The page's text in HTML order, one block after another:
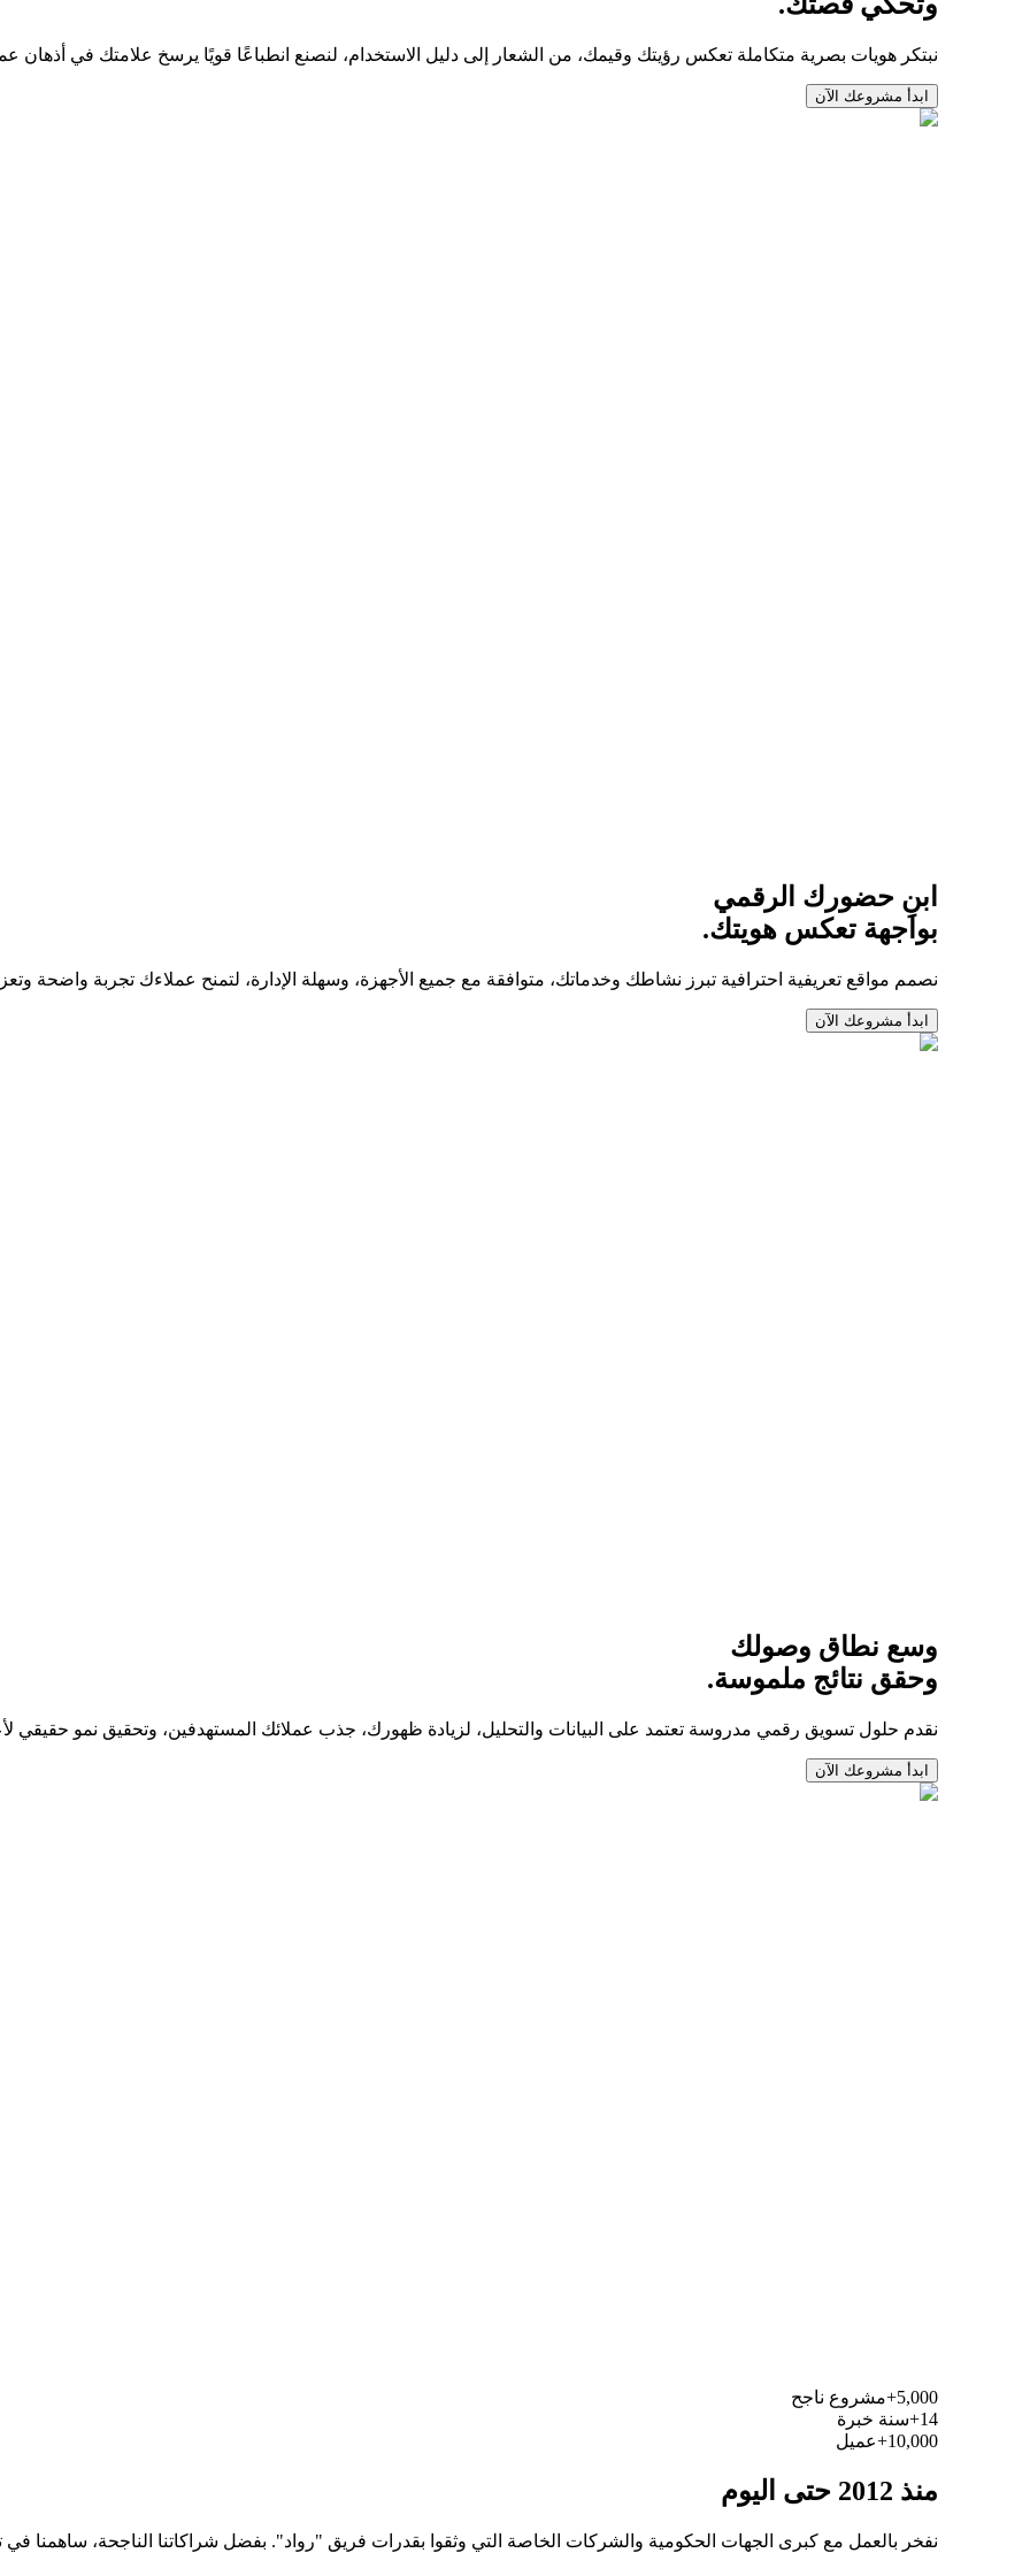
نبتكر هويات بصرية متكاملة تعكس رؤيتك وقيمك، من الشعار إلى دليل الاستخدام، لنصنع انطباعًا قويًا يرسخ علامتك في أذهان
ابدأ مشروعك الآن
ابنِ حضورك الرقمي
بواجهة تعكس هويتك.
نصمم مواقع تعريفية احترافية تبرز نشاطك وخدماتك، متوافقة مع جميع الأجهزة، وسهلة الإدارة، لتمنح عملاءك تجربة واضحة
ابدأ مشروعك الآن
وسع نطاق وصولك
وحقق نتائج ملموسة.
نقدم حلول تسويق رقمي مدروسة تعتمد على البيانات والتحليل، لزيادة ظهورك، جذب عملائك المستهدفين، وتحقيق نمو حقيقي
ابدأ مشروعك الآن
5,000+
مشروع ناجح
14+
سنة خبرة
10,000+
عميل
منذ 2012 حتى اليوم
نفخر بالعمل مع كبرى الجهات الحكومية والشركات الخاصة التي وثقوا بقدرات فريق "رواد". بفضل شراكاتنا الناجحة، ساهمنا في